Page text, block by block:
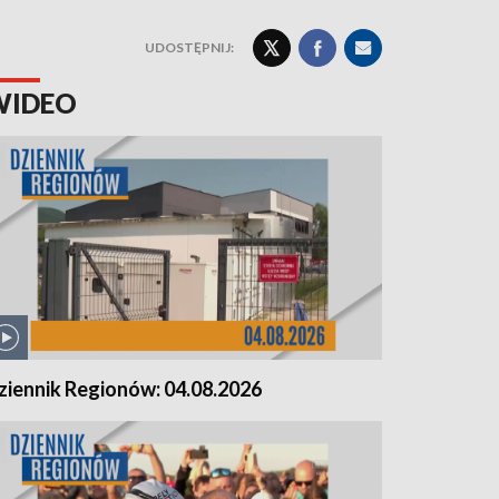
UDOSTĘPNIJ:
Regionów: 04.08.2026